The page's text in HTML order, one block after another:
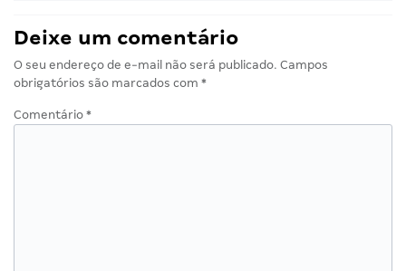
Deixe um comentário
O seu endereço de e-mail não será publicado. Campos
obrigatórios são marcados com *
Comentário *